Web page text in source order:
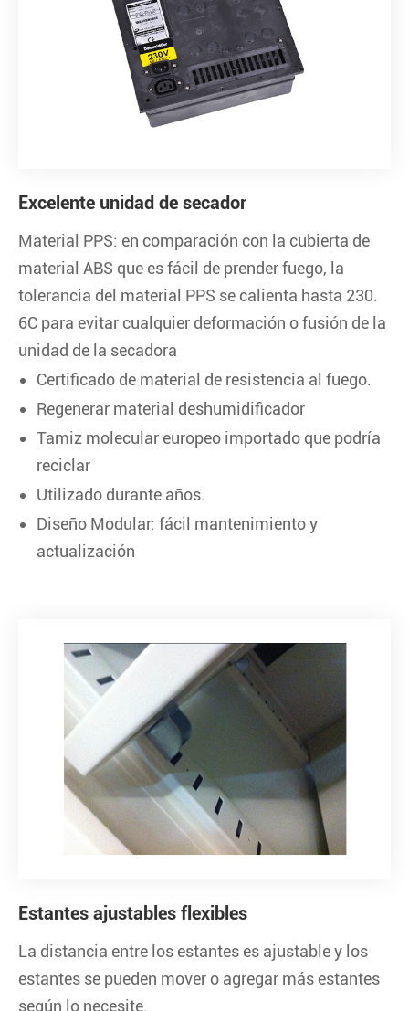
Excelente unidad de secador
Material PPS: en comparación con la cubierta de
material ABS que es fácil de prender fuego, la
tolerancia del material PPS se calienta hasta 230.
6C para evitar cualquier deformación o fusión de la
unidad de la secadora
Certificado de material de resistencia al fuego.
Regenerar material deshumidificador
Tamiz molecular europeo importado que podría
reciclar
Utilizado durante años.
Diseño Modular: fácil mantenimiento y
actualización
Estantes ajustables flexibles
La distancia entre los estantes es ajustable y los
estantes se pueden mover o agregar más estantes
según lo necesite.